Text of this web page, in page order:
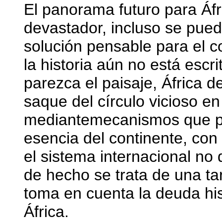
El panorama futuro para
devastador, incluso se
solución pensable para el
la historia aún no está
parezca el paisaje, África
saque del círculo vicioso
mediantemecanismos que
esencia del continente,
el sistema internacional no
de hecho se trata de una
toma en cuenta la deuda
África.